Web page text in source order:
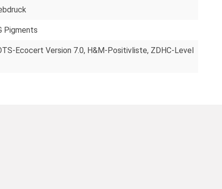
Pigments
Ecocert Version 7.0, H&M-Positivliste, ZDHC-Level